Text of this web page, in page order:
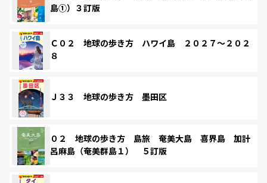
島①）３訂版
Ｃ０２ 地球の歩き方 ハワイ島 ２０２７～２０２
８
Ｊ３３ 地球の歩き方 墨田区
０２ 地球の歩き方 島旅 奄美大島 喜界島 加計
呂麻島（奄美群島１） ５訂版